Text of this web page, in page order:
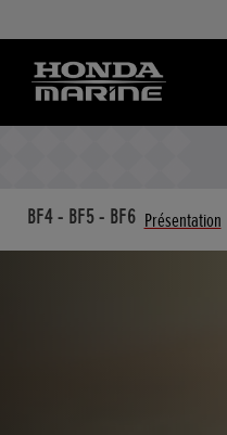
BF4 - BF5 - BF6 Présentation